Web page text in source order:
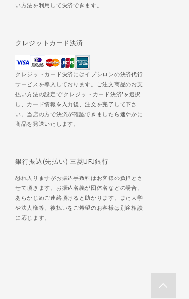
い方法を利用して決済できます。
クレジットカード決済
クレジットカード決済にはイプシロンの決済代行
サービスを導入しております。ご注文商品のお支
払い方法の設定で"クレジットカード決済"を選択
し、カード情報を入力後、注文を完了して下さ
い。当店の方で決済が確認できましたら速やかに
商品を発送いたします。
銀行振込(先払い) 三菱UFJ銀行
恐れ入りますがお振込手数料はお客様の負担とさ
せて頂きます。お振込名義が団体名などの場合、
あらかじめご連絡頂けると助かります。また大学
や法人様等、後払いをご希望のお客様は別途相談
に応じます。